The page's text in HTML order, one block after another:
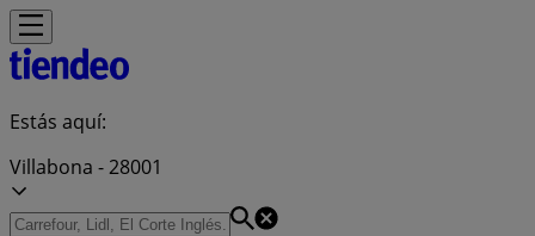
Estás aquí:
Villabona - 28001